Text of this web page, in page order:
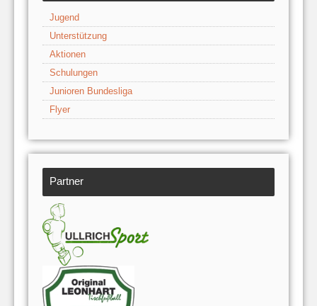
Jugend
Unterstützung
Aktionen
Schulungen
Junioren Bundesliga
Flyer
Partner